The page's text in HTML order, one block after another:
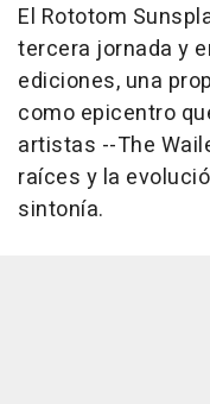
El Rototom
tercera jornada y
ediciones, una
como epicentro
artistas --The
raíces y la
sintonía.